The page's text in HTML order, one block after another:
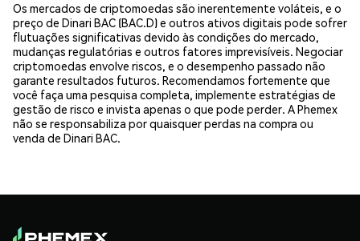
Os mercados de criptomoedas são inerentemente voláteis, e o
preço de Dinari BAC (BAC.D) e outros ativos digitais pode sofrer
flutuações significativas devido às condições do mercado,
mudanças regulatórias e outros fatores imprevisíveis. Negociar
criptomoedas envolve riscos, e o desempenho passado não
garante resultados futuros. Recomendamos fortemente que
você faça uma pesquisa completa, implemente estratégias de
gestão de risco e invista apenas o que pode perder. A Phemex
não se responsabiliza por quaisquer perdas na compra ou
venda de Dinari BAC.